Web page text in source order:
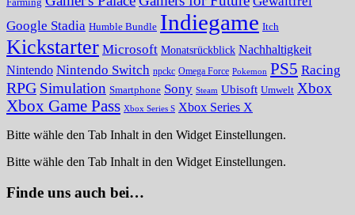
Farming
Google Stadia Humble Bundle Indiegame Itch
Kickstarter Microsoft Monatsrückblick Nachhaltigkeit
Nintendo Nintendo Switch npckc Omega Force Pokemon PS5 Racing
RPG Simulation Smartphone Sony Steam Ubisoft Umwelt Xbox
Xbox Game Pass Xbox Series S Xbox Series X
Bitte wähle den Tab Inhalt in den Widget Einstellungen.
Bitte wähle den Tab Inhalt in den Widget Einstellungen.
Finde uns auch bei…